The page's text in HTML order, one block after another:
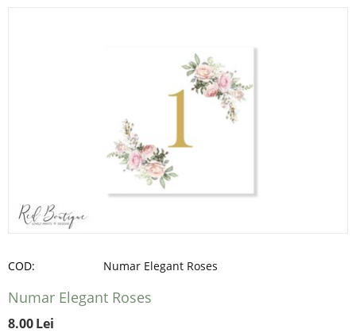
COD: Numar Elegant Roses
Numar Elegant Roses
8.00Lei